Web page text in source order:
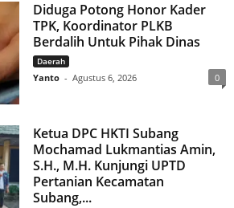
Diduga Potong Honor Kader
TPK, Koordinator PLKB
Berdalih Untuk Pihak Dinas
Daerah
Yanto - Agustus 6, 2026 0
Ketua DPC HKTI Subang
Mochamad Lukmantias Amin,
S.H., M.H. Kunjungi UPTD
Pertanian Kecamatan
Subang,...